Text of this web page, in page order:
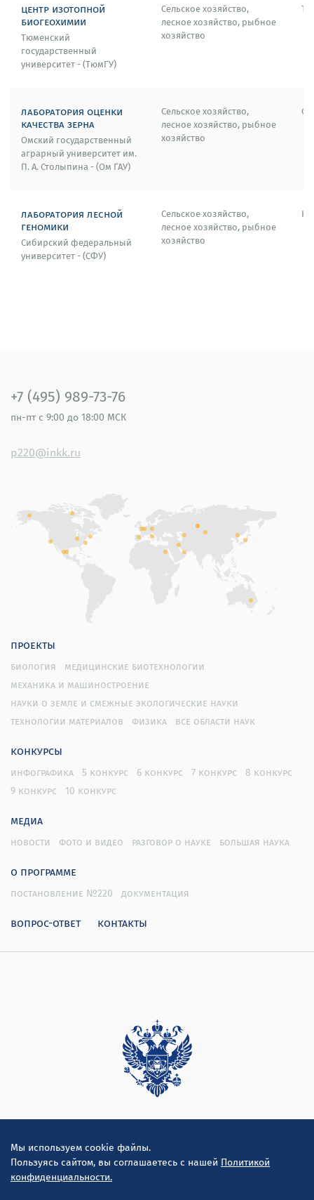
Мы используем cookie файлы.
Пользуясь сайтом, вы соглашаетесь с нашей Политикой
конфиденциальности.
центр изотопной
биогеохимии
Тюменский
государственный
университет - (ТюмГУ)
Сельское хозяйство,
лесное хозяйство, рыбное
хозяйство
лаборатория оценки
качества зерна
Омский государственный
аграрный университет им.
П. А. Столыпина - (Ом ГАУ)
Сельское хозяйство,
лесное хозяйство, рыбное
хозяйство
лаборатория лесной
геномики
Сибирский федеральный
университет - (СФУ)
Сельское хозяйство,
лесное хозяйство, рыбное
хозяйство
+7 (495) 989-73-76
пн-пт с 9:00 до 18:00 МСК
p220@inkk.ru
проекты
биология
медицинские биотехнологии
механика и машиностроение
науки о земле и смежные экологические науки
технологии материалов
физика все области наук
конкурсы
инфографика 5 конкурс 6 конкурс 7 конкурс
8 конкурс
9 конкурс
10 конкурс
медиа
новости фото и видео разговор о науке большая наука
о программе
постановление №220 документация
вопрос-ответ контакты